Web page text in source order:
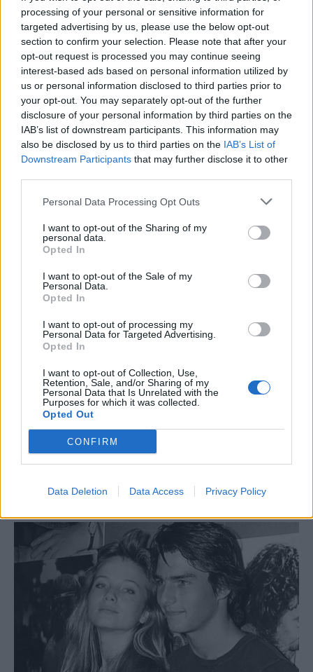
processing of your personal or sensitive information for
targeted advertising by us, please use the below opt-out
section to confirm your selection. Please note that after your
opt-out request is processed you may continue seeing
interest-based ads based on personal information utilized by
us or personal information disclosed to third parties prior to
your opt-out. You may separately opt-out of the further
disclosure of your personal information by third parties on the
IAB’s list of downstream participants. This information may
also be disclosed by us to third parties on the IAB’s List of
Downstream Participants that may further disclose it to other
Personal Data Processing Opt Outs
I want to opt-out of the Sharing of my
personal data.
Opted In
I want to opt-out of the Sale of my
Personal Data.
Opted In
I want to opt-out of processing my
Personal Data for Targeted Advertising.
Opted In
I want to opt-out of Collection, Use,
Retention, Sale, and/or Sharing of my
Personal Data that Is Unrelated with the
Purposes for which it was collected.
Opted Out
CONFIRM
Data Deletion Data Access Privacy Policy